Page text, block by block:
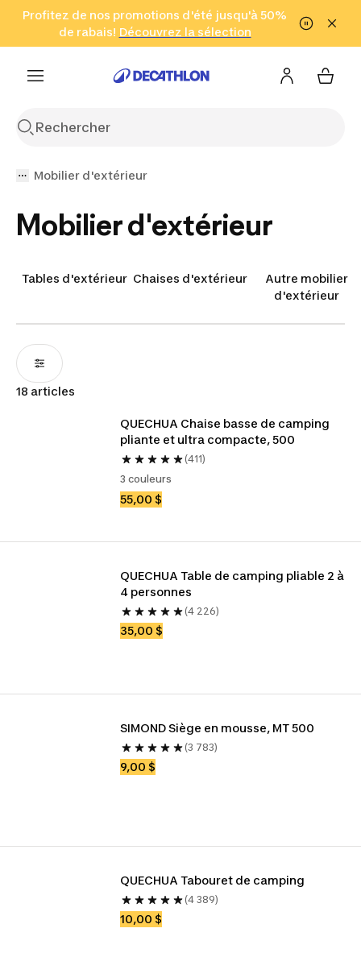
Aller à la recherche Aller au contenu Aller au pied de
Profitez de nos promotions d'été jusqu'à 50%
de rabais! Découvrez la sélection
Cliquez ici
en seulement 2 h!
(Zones sélectionnées)
Mobilier d'extérieur
Mobilier d'extérieur
Tables d'extérieur Chaises d'extérieur
Autre mobilier
d'extérieur
18 articles
QUECHUA Chaise basse de camping
pliante et ultra compacte, 500
(411)
3 couleurs
55,00 $
QUECHUA Table de camping pliable 2 à
4 personnes
(4 226)
35,00 $
SIMOND Siège en mousse, MT 500
(3 783)
9,00 $
QUECHUA Tabouret de camping
(4 389)
10,00 $